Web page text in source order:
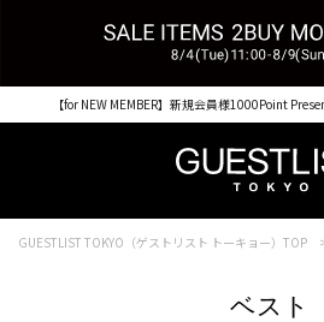
【for NEW MEMBER】新規会員様1000Point
GUESTLIST TOKYO（ゲストリスト トーキョー）TOP
ベスト